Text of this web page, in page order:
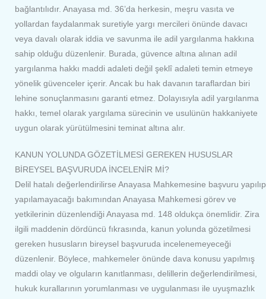
bağlantılıdır. Anayasa md. 36’da herkesin, meşru vasıta ve
yollardan faydalanmak suretiyle yargı mercileri önünde davacı
veya davalı olarak iddia ve savunma ile adil yargılanma hakkına
sahip olduğu düzenlenir. Burada, güvence altına alınan adil
yargılanma hakkı maddi adaleti değil şeklî adaleti temin etmeye
yönelik güvenceler içerir. Ancak bu hak davanın taraflardan biri
lehine sonuçlanmasını garanti etmez. Dolayısıyla adil yargılanma
hakkı, temel olarak yargılama sürecinin ve usulünün hakkaniyete
uygun olarak yürütülmesini teminat altına alır.
KANUN YOLUNDA GÖZETİLMESİ GEREKEN HUSUSLAR
BİREYSEL BAŞVURUDA İNCELENİR Mİ?
Delil hatalı değerlendirilirse Anayasa Mahkemesine başvuru yapılıp
yapılamayacağı bakımından Anayasa Mahkemesi görev ve
yetkilerinin düzenlendiği Anayasa md. 148 oldukça önemlidir. Zira
ilgili maddenin dördüncü fıkrasında, kanun yolunda gözetilmesi
gereken hususların bireysel başvuruda incelenemeyeceği
düzenlenir. Böylece, mahkemeler önünde dava konusu yapılmış
maddi olay ve olguların kanıtlanması, delillerin değerlendirilmesi,
hukuk kurallarının yorumlanması ve uygulanması ile uyuşmazlık